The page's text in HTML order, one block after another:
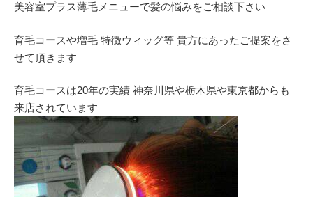
美容室プラス薄毛メニューで髪の悩みをご相談下さい
育毛コースや増毛 特徴ウィッグ等 貴方にあったご提案をさ
せて頂きます
育毛コースは20年の実績 神奈川県や栃木県や東京都からも
来店されています